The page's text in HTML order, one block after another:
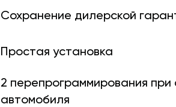
Сохранение дилерской
Простая установка
2 перепрограммирования при
автомобиля